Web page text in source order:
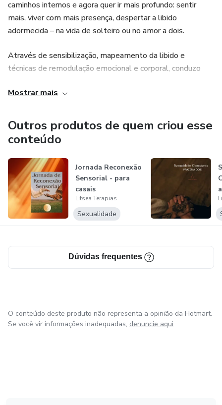
caminhos internos e agora quer ir mais profundo: sentir
mais, viver com mais presença, despertar a libido
adormecida – na vida de solteiro ou no amor a dois.
Através de sensibilização, mapeamento da libido e
técnicas de remodulação emocional e corporal, conduzo
travas, bloqueios e medos. Acredito que o prazer não é um
liberdade, apropriação do corpo e presença real.
Minha abordagem é autoral, sensorial, profunda – e
inteiramente comprometida com a verdade de cada corpo.
Mostrar mais
Outros produtos de quem criou esse
conteúdo
Jornada Reconexão
Sensorial - para
casais
Litsea Terapias
Sexualidade
Dúvidas frequentes
O conteúdo deste produto não representa a opinião da Hotmart.
Se você vir informações inadequadas, denuncie aqui